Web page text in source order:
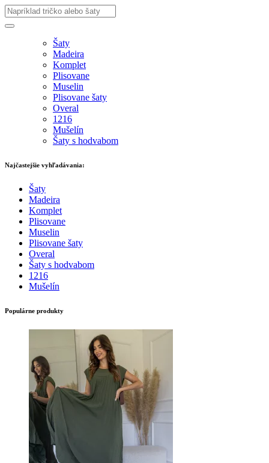
Šaty
Madeira
Komplet
Plisovane
Muselin
Plisovane šaty
Overal
1216
Mušelín
Šaty s hodvabom
Najčastejšie vyhľadávania:
Šaty
Madeira
Komplet
Plisovane
Muselin
Plisovane šaty
Overal
Šaty s hodvabom
1216
Mušelín
Populárne produkty